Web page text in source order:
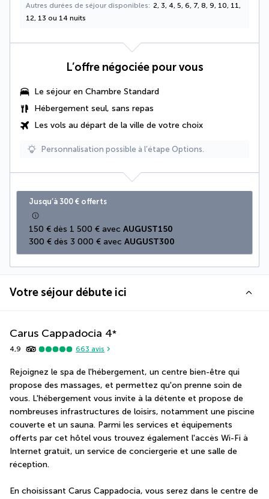
Autres durées de séjour disponibles
2, 3, 4, 5, 6, 7, 8, 9, 10, 11,
12, 13 ou 14 nuits
L’offre négociée pour vous
Le séjour en Chambre Standard
Hébergement seul, sans repas
Les vols au départ de la ville de votre choix
Personnalisation possible à l’étape Options.
Jusqu’à 300 € offerts
150 € dès 1 500 € avec AUGUST150
300 € dès 3 000 € avec AUGUST300
Votre séjour débute ici
Carus Cappadocia 4*
4,9 663 avis
Rejoignez le spa de l'hébergement, un centre bien-être qui
propose des massages, et permettez qu'on prenne soin de
vous. L'hébergement vous invite à la détente et propose de
nombreuses infrastructures de loisirs, notamment une piscine
couverte et un sauna. Parmi les services et équipements
offerts par cet hôtel vous trouvez également l'accès Wi-Fi à
Internet gratuit, un service de conciergerie et une salle de
réception.
En choisissant Carus Cappadocia, vous serez dans le centre de